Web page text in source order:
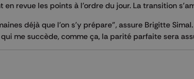
en revue les points à l’ordre du jour. La transition
déjà que l’on s’y prépare”, assure Brigitte
me succède, comme ça, la parité parfaite sera